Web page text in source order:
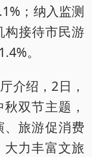
；纳入监测
构接待市民游
。
介绍，2日，
双节主题，
旅游促消费
力丰富文旅